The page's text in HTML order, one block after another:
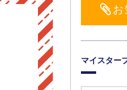
マイスター